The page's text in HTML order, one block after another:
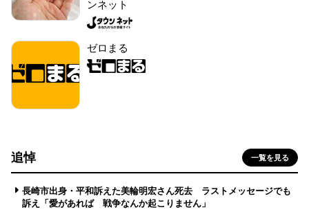
ンネット
ゼロまる
追悼 一覧を見る
長崎市出身・平和訴えた美輪明宏さん死去 ラストメッセージでも
訴え「愛があれば 戦争なんか起こりません」